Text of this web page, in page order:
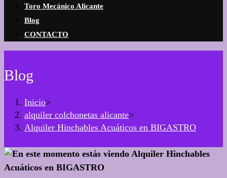
Toro Mecánico Alicante
Blog
CONTACTO
Blog
Inicio>
alquiler colchonetas alicante>
Alquiler Hinchables Acuáticos en BIGASTRO